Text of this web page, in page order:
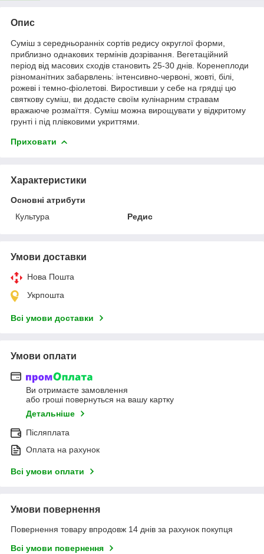
Опис
Суміш з середньоранніх сортів редису округлої форми,
приблизно однакових термінів дозрівання. Вегетаційний
період від масових сходів становить 25-30 днів. Коренеплоди
різноманітних забарвлень: інтенсивно-червоні, жовті, білі,
рожеві і темно-фіолетові. Виростивши у себе на грядці цю
святкову суміш, ви додасте своїм кулінарним стравам
вражаюче розмаїття. Суміш можна вирощувати у відкритому
грунті і під плівковими укриттями.
Приховати
Характеристики
Основні атрибути
Культура
Редис
Умови доставки
Нова Пошта
Укрпошта
Всі умови доставки
Умови оплати
Ви отримаєте замовлення
або гроші повернуться на вашу картку
Детальніше
Післяплата
Оплата на рахунок
Всі умови оплати
Умови повернення
Повернення товару впродовж 14 днів за рахунок покупця
Всі умови повернення